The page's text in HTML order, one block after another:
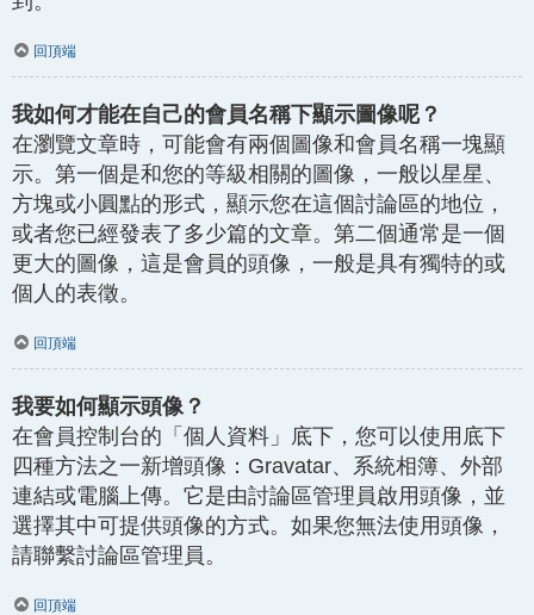
回頂端
我如何才能在自己的會員名稱下顯示圖像呢？
在瀏覽文章時，可能會有兩個圖像和會員名稱一塊顯
示。第一個是和您的等級相關的圖像，一般以星星、
方塊或小圓點的形式，顯示您在這個討論區的地位，
或者您已經發表了多少篇的文章。第二個通常是一個
更大的圖像，這是會員的頭像，一般是具有獨特的或
個人的表徵。
回頂端
我要如何顯示頭像？
在會員控制台的「個人資料」底下，您可以使用底下
四種方法之一新增頭像：Gravatar、系統相簿、外部
連結或電腦上傳。它是由討論區管理員啟用頭像，並
選擇其中可提供頭像的方式。如果您無法使用頭像，
請聯繫討論區管理員。
回頂端